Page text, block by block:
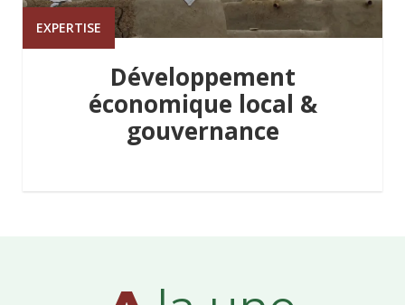
EXPERTISE
Développement
économique local &
gouvernance